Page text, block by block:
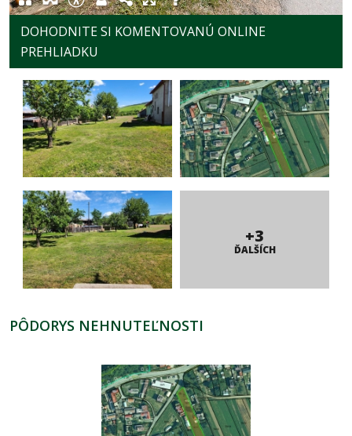
DOHODNITE SI KOMENTOVANÚ ONLINE
PREHLIADKU
+3
ĎALŠÍCH
PÔDORYS NEHNUTEĽNOSTI